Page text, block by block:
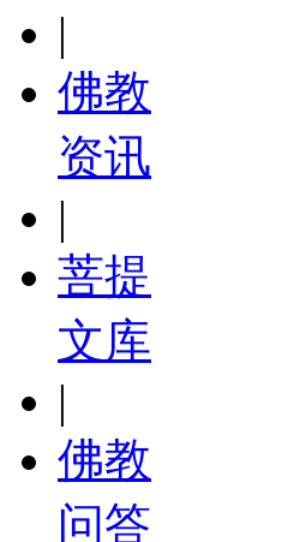
|
佛教
资讯
|
菩提
文库
|
佛教
问答